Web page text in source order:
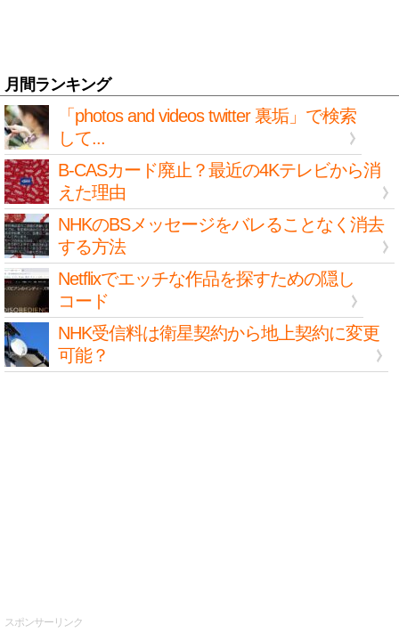
月間ランキング
「photos and videos twitter 裏垢」で検索
して...
B-CASカード廃止？最近の4Kテレビから消
えた理由
NHKのBSメッセージをバレることなく消去
する方法
Netflixでエッチな作品を探すための隠し
コード
NHK受信料は衛星契約から地上契約に変更
可能？
スポンサーリンク